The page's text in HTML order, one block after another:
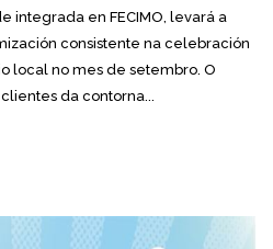
integrada en FECIMO, levará a
consistente na celebración
local no mes de setembro. O
da contorna...